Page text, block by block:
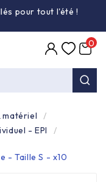
pour tout l'été!
0
matériel
- EPI
- Taille S - x10